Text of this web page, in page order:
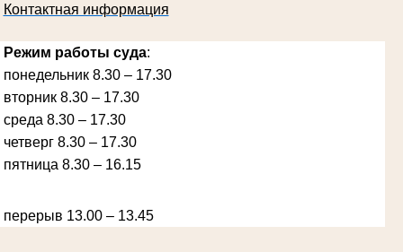
Ануприенко Иван Васильевич
Участник Великой Отечественной войны
Председатель Губкинского районного
в период с 1965 по 1984 гг.
Контактная информация
Режим работы суда:
понедельник 8.30 – 17.30
вторник 8.30 – 17.30
среда 8.30 – 17.30
четверг 8.30 – 17.30
пятница 8.30 – 16.15
перерыв 13.00 – 13.45